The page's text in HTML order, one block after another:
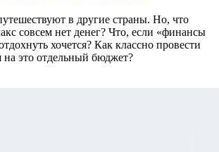
в другие страны. Но, что
совсем нет денег? Что, если «финансы
хочется? Как классно провести
на это отдельный бюджет?